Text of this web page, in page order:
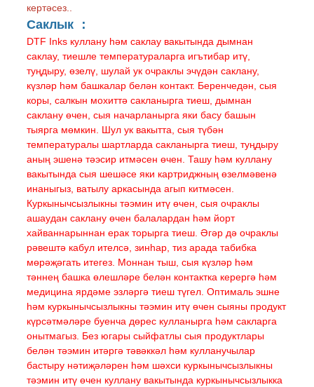
кертәсез..
Саклык ：
DTF Inks куллану һәм саклау вакытында дымнан
саклау, тиешле температураларга игътибар итү,
туңдыру, өзелү, шулай ук ​​очраклы эчүдән саклану,
күзләр һәм башкалар белән контакт. Беренчедән, сыя
коры, салкын мохиттә сакланырга тиеш, дымнан
саклану өчен, сыя начарланырга яки басу башын
тыярга мөмкин. Шул ук вакытта, сыя түбән
температуралы шартларда сакланырга тиеш, туңдыру
аның эшенә тәэсир итмәсен өчен. Ташу һәм куллану
вакытында сыя шешәсе яки картриджның өзелмәвенә
инаныгыз, ватылу аркасында агып китмәсен.
Куркынычсызлыкны тәэмин итү өчен, сыя очраклы
ашаудан саклану өчен балалардан һәм йорт
хайваннарыннан ерак торырга тиеш. Әгәр дә очраклы
рәвештә кабул ителсә, зинһар, тиз арада табибка
мөрәҗәгать итегез. Моннан тыш, сыя күзләр һәм
тәннең башка өлешләре белән контактка керергә һәм
медицина ярдәме эзләргә тиеш түгел. Оптималь эшне
һәм куркынычсызлыкны тәэмин итү өчен сыяны продукт
күрсәтмәләре буенча дөрес кулланырга һәм сакларга
онытмагыз. Без югары сыйфатлы сыя продуктлары
белән тәэмин итәргә тәвәккәл һәм кулланучылар
бастыру нәтиҗәләрен һәм шәхси куркынычсызлыкны
тәэмин итү өчен куллану вакытында куркынычсызлыкка